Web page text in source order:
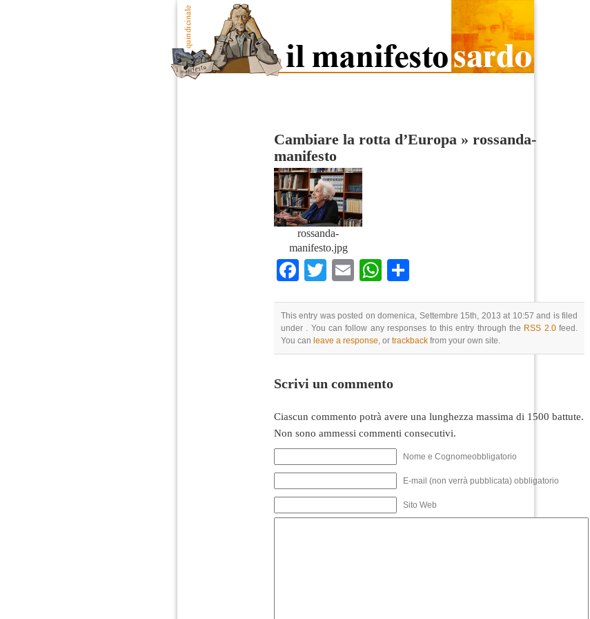
Cambiare la rotta d’Europa » rossanda-
manifesto
rossanda-
manifesto.jpg
Facebook
TwitterEmailWhatsApp
This entry was posted on domenica, Settembre 15th, 2013 at 10:57 and is filed
under . You can follow any responses to this entry through the RSS 2.0feed.
You can leave a response, or trackback from your own site.
Scrivi un commento
Ciascun commento potrà avere una lunghezza massima di 1500 battute.
Non sono ammessi commenti consecutivi.
Nome e Cognomeobbligatorio
E-mail (non verrà pubblicata) obbligatorio
Sito Web